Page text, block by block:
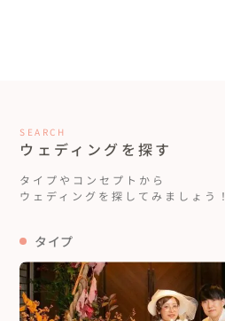
SEARCH
ウェディングを探す
タイプやコンセプトから
ウェディングを探してみましょう！
タイプ